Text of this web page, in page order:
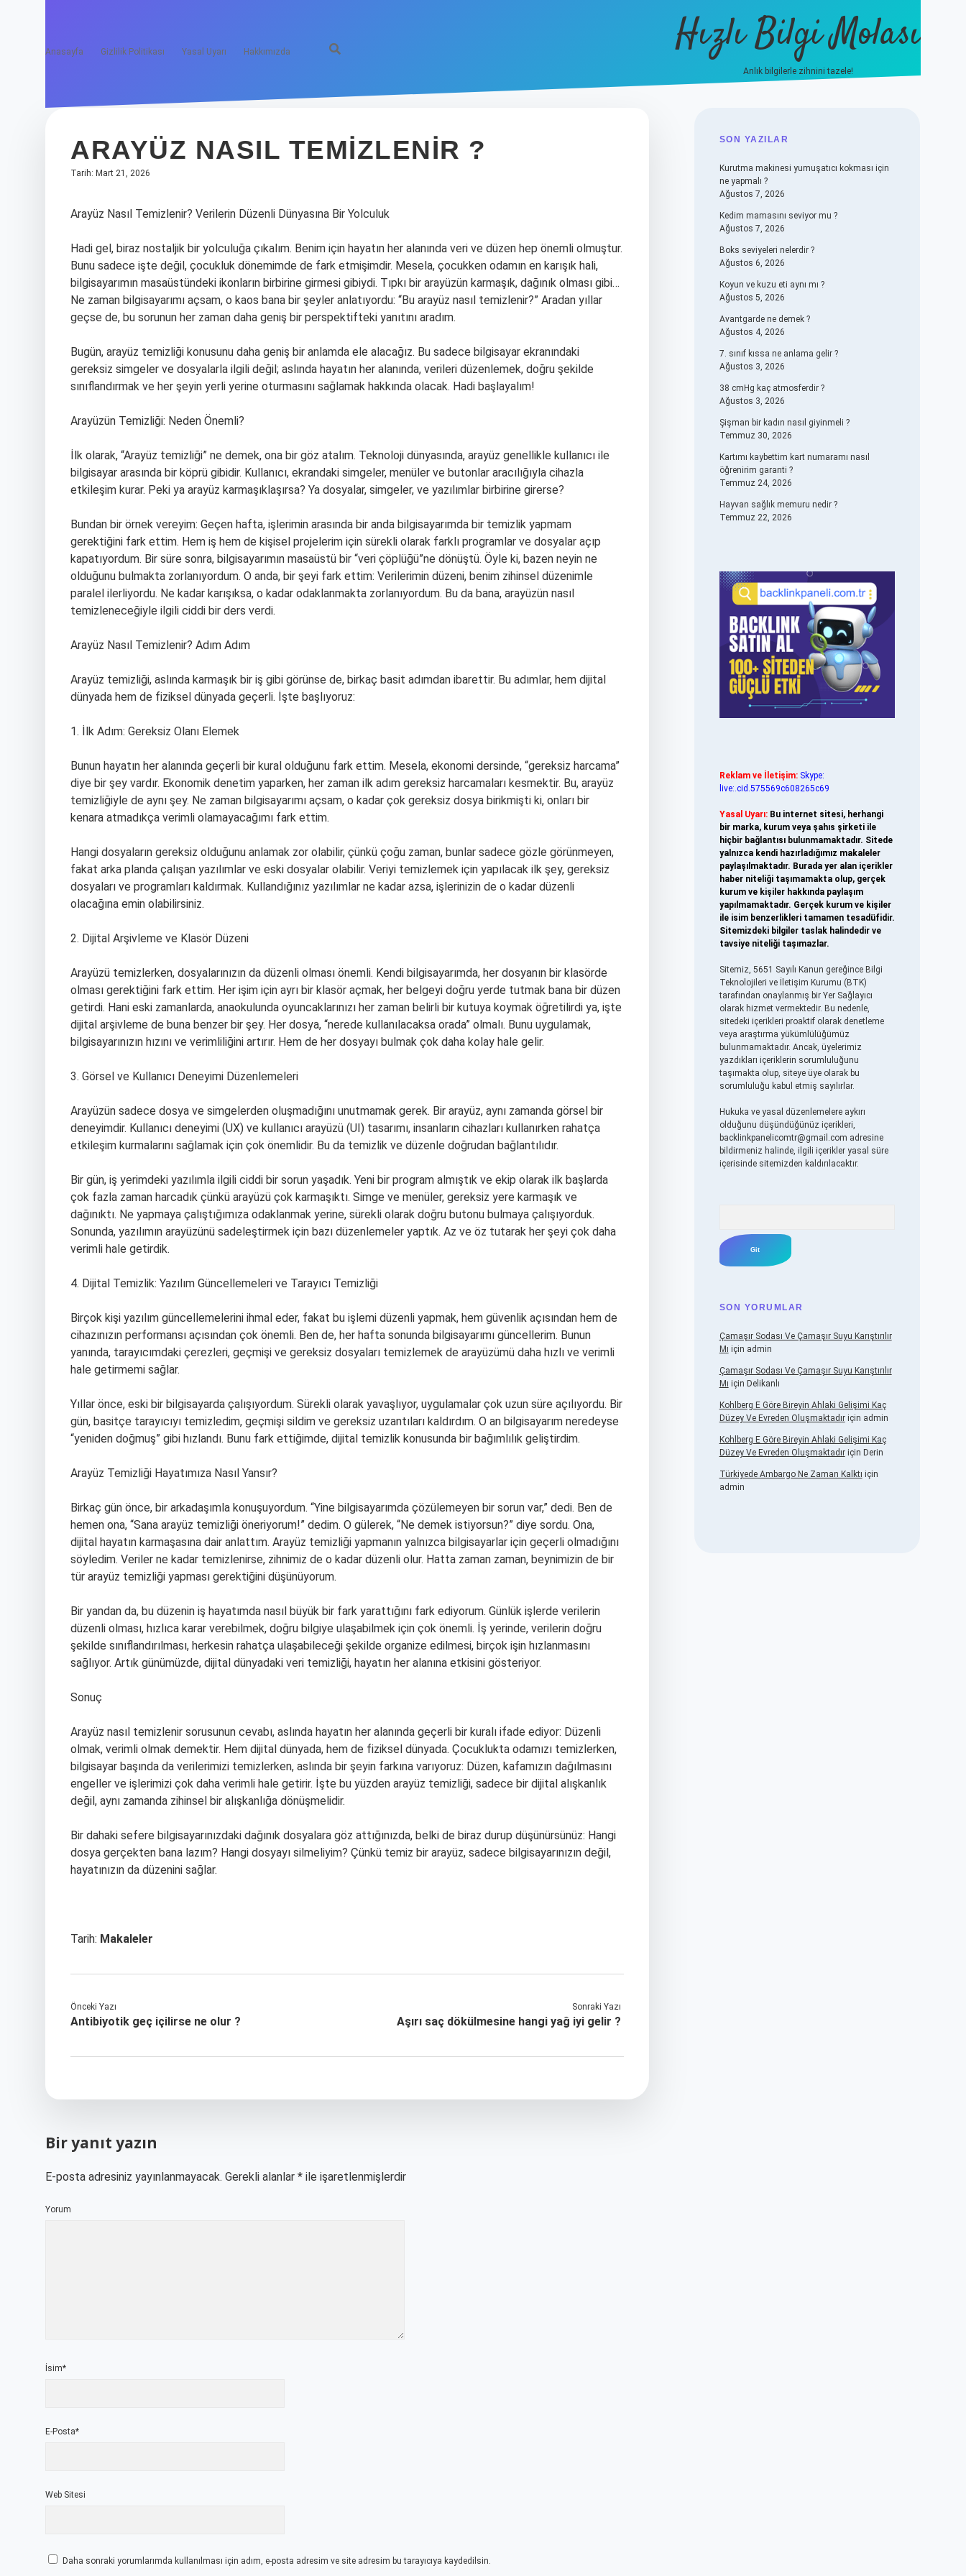
Anasayfa Gizlilik Politikası Yasal Uyarı Hakkımızda Hızlı Bilgi Molası
Anlık bilgilerle zihnini tazele!
ARAYÜZ NASIL TEMIZLENIR ?
Tarih: Mart 21, 2026
Arayüz Nasıl Temizlenir? Verilerin Düzenli Dünyasına Bir Yolculuk
Hadi gel, biraz nostaljik bir yolculuğa çıkalım. Benim için hayatın her alanında veri ve düzen hep önemli olmuştur.
Bunu sadece işte değil, çocukluk dönemimde de fark etmişimdir. Mesela, çocukken odamın en karışık hali,
bilgisayarımın masaüstündeki ikonların birbirine girmesi gibiydi. Tıpkı bir arayüzün karmaşık, dağınık olması gibi…
Ne zaman bilgisayarımı açsam, o kaos bana bir şeyler anlatıyordu: “Bu arayüz nasıl temizlenir?” Aradan yıllar
geçse de, bu sorunun her zaman daha geniş bir perspektifteki yanıtını aradım.
Bugün, arayüz temizliği konusunu daha geniş bir anlamda ele alacağız. Bu sadece bilgisayar ekranındaki
gereksiz simgeler ve dosyalarla ilgili değil; aslında hayatın her alanında, verileri düzenlemek, doğru şekilde
sınıflandırmak ve her şeyin yerli yerine oturmasını sağlamak hakkında olacak. Hadi başlayalım!
Arayüzün Temizliği: Neden Önemli?
İlk olarak, “Arayüz temizliği” ne demek, ona bir göz atalım. Teknoloji dünyasında, arayüz genellikle kullanıcı ile
bilgisayar arasında bir köprü gibidir. Kullanıcı, ekrandaki simgeler, menüler ve butonlar aracılığıyla cihazla
etkileşim kurar. Peki ya arayüz karmaşıklaşırsa? Ya dosyalar, simgeler, ve yazılımlar birbirine girerse?
Bundan bir örnek vereyim: Geçen hafta, işlerimin arasında bir anda bilgisayarımda bir temizlik yapmam
gerektiğini fark ettim. Hem iş hem de kişisel projelerim için sürekli olarak farklı programlar ve dosyalar açıp
kapatıyordum. Bir süre sonra, bilgisayarımın masaüstü bir “veri çöplüğü”ne dönüştü. Öyle ki, bazen neyin ne
olduğunu bulmakta zorlanıyordum. O anda, bir şeyi fark ettim: Verilerimin düzeni, benim zihinsel düzenimle
paralel ilerliyordu. Ne kadar karışıksa, o kadar odaklanmakta zorlanıyordum. Bu da bana, arayüzün nasıl
temizleneceğiyle ilgili ciddi bir ders verdi.
Arayüz Nasıl Temizlenir? Adım Adım
Arayüz temizliği, aslında karmaşık bir iş gibi görünse de, birkaç basit adımdan ibarettir. Bu adımlar, hem dijital
dünyada hem de fiziksel dünyada geçerli. İşte başlıyoruz:
1. İlk Adım: Gereksiz Olanı Elemek
Bunun hayatın her alanında geçerli bir kural olduğunu fark ettim. Mesela, ekonomi dersinde, “gereksiz harcama”
diye bir şey vardır. Ekonomik denetim yaparken, her zaman ilk adım gereksiz harcamaları kesmektir. Bu, arayüz
temizliğiyle de aynı şey. Ne zaman bilgisayarımı açsam, o kadar çok gereksiz dosya birikmişti ki, onları bir
kenara atmadıkça verimli olamayacağımı fark ettim.
Hangi dosyaların gereksiz olduğunu anlamak zor olabilir, çünkü çoğu zaman, bunlar sadece gözle görünmeyen,
fakat arka planda çalışan yazılımlar ve eski dosyalar olabilir. Veriyi temizlemek için yapılacak ilk şey, gereksiz
dosyaları ve programları kaldırmak. Kullandığınız yazılımlar ne kadar azsa, işlerinizin de o kadar düzenli
olacağına emin olabilirsiniz.
2. Dijital Arşivleme ve Klasör Düzeni
Arayüzü temizlerken, dosyalarınızın da düzenli olması önemli. Kendi bilgisayarımda, her dosyanın bir klasörde
olması gerektiğini fark ettim. Her işim için ayrı bir klasör açmak, her belgeyi doğru yerde tutmak bana bir düzen
getirdi. Hani eski zamanlarda, anaokulunda oyuncaklarınızı her zaman belirli bir kutuya koymak öğretilirdi ya, işte
dijital arşivleme de buna benzer bir şey. Her dosya, “nerede kullanılacaksa orada” olmalı. Bunu uygulamak,
bilgisayarınızın hızını ve verimliliğini artırır. Hem de her dosyayı bulmak çok daha kolay hale gelir.
3. Görsel ve Kullanıcı Deneyimi Düzenlemeleri
Arayüzün sadece dosya ve simgelerden oluşmadığını unutmamak gerek. Bir arayüz, aynı zamanda görsel bir
deneyimdir. Kullanıcı deneyimi (UX) ve kullanıcı arayüzü (UI) tasarımı, insanların cihazları kullanırken rahatça
etkileşim kurmalarını sağlamak için çok önemlidir. Bu da temizlik ve düzenle doğrudan bağlantılıdır.
Bir gün, iş yerimdeki yazılımla ilgili ciddi bir sorun yaşadık. Yeni bir program almıştık ve ekip olarak ilk başlarda
çok fazla zaman harcadık çünkü arayüzü çok karmaşıktı. Simge ve menüler, gereksiz yere karmaşık ve
dağınıktı. Ne yapmaya çalıştığımıza odaklanmak yerine, sürekli olarak doğru butonu bulmaya çalışıyorduk.
Sonunda, yazılımın arayüzünü sadeleştirmek için bazı düzenlemeler yaptık. Az ve öz tutarak her şeyi çok daha
verimli hale getirdik.
4. Dijital Temizlik: Yazılım Güncellemeleri ve Tarayıcı Temizliği
Birçok kişi yazılım güncellemelerini ihmal eder, fakat bu işlemi düzenli yapmak, hem güvenlik açısından hem de
cihazınızın performansı açısından çok önemli. Ben de, her hafta sonunda bilgisayarımı güncellerim. Bunun
yanında, tarayıcımdaki çerezleri, geçmişi ve gereksiz dosyaları temizlemek de arayüzümü daha hızlı ve verimli
hale getirmemi sağlar.
Yıllar önce, eski bir bilgisayarda çalışıyordum. Sürekli olarak yavaşlıyor, uygulamalar çok uzun süre açılıyordu. Bir
gün, basitçe tarayıcıyı temizledim, geçmişi sildim ve gereksiz uzantıları kaldırdım. O an bilgisayarım neredeyse
“yeniden doğmuş” gibi hızlandı. Bunu fark ettiğimde, dijital temizlik konusunda bir bağımlılık geliştirdim.
Arayüz Temizliği Hayatımıza Nasıl Yansır?
Birkaç gün önce, bir arkadaşımla konuşuyordum. “Yine bilgisayarımda çözülemeyen bir sorun var,” dedi. Ben de
hemen ona, “Sana arayüz temizliği öneriyorum!” dedim. O gülerek, “Ne demek istiyorsun?” diye sordu. Ona,
dijital hayatın karmaşasına dair anlattım. Arayüz temizliği yapmanın yalnızca bilgisayarlar için geçerli olmadığını
söyledim. Veriler ne kadar temizlenirse, zihnimiz de o kadar düzenli olur. Hatta zaman zaman, beynimizin de bir
tür arayüz temizliği yapması gerektiğini düşünüyorum.
Bir yandan da, bu düzenin iş hayatımda nasıl büyük bir fark yarattığını fark ediyorum. Günlük işlerde verilerin
düzenli olması, hızlıca karar verebilmek, doğru bilgiye ulaşabilmek için çok önemli. İş yerinde, verilerin doğru
şekilde sınıflandırılması, herkesin rahatça ulaşabileceği şekilde organize edilmesi, birçok işin hızlanmasını
sağlıyor. Artık günümüzde, dijital dünyadaki veri temizliği, hayatın her alanına etkisini gösteriyor.
Sonuç
Arayüz nasıl temizlenir sorusunun cevabı, aslında hayatın her alanında geçerli bir kuralı ifade ediyor: Düzenli
olmak, verimli olmak demektir. Hem dijital dünyada, hem de fiziksel dünyada. Çocuklukta odamızı temizlerken,
bilgisayar başında da verilerimizi temizlerken, aslında bir şeyin farkına varıyoruz: Düzen, kafamızın dağılmasını
engeller ve işlerimizi çok daha verimli hale getirir. İşte bu yüzden arayüz temizliği, sadece bir dijital alışkanlık
değil, aynı zamanda zihinsel bir alışkanlığa dönüşmelidir.
Bir dahaki sefere bilgisayarınızdaki dağınık dosyalara göz attığınızda, belki de biraz durup düşünürsünüz: Hangi
dosya gerçekten bana lazım? Hangi dosyayı silmeliyim? Çünkü temiz bir arayüz, sadece bilgisayarınızın değil,
hayatınızın da düzenini sağlar.
Tarih: Makaleler
Önceki Yazı
Antibiyotik geç içilirse ne olur ?
Sonraki Yazı
Aşırı saç dökülmesine hangi yağ iyi gelir ?
Bir yanıt yazın
E-posta adresiniz yayınlanmayacak. Gerekli alanlar * ile işaretlenmişlerdir
Yorum
İsim*
E-Posta*
Web Sitesi
Daha sonraki yorumlarımda kullanılması için adım, e-posta adresim ve site adresim bu tarayıcıya kaydedilsin.
SIDEBAR
SON YAZILAR
Kurutma makinesi yumuşatıcı kokması için
ne yapmalı ?
Ağustos 7, 2026
Kedim mamasını seviyor mu ?
Ağustos 7, 2026
Boks seviyeleri nelerdir ?
Ağustos 6, 2026
Koyun ve kuzu eti aynı mı ?
Ağustos 5, 2026
Avantgarde ne demek ?
Ağustos 4, 2026
7. sınıf kıssa ne anlama gelir ?
Ağustos 3, 2026
38 cmHg kaç atmosferdir ?
Ağustos 3, 2026
Şişman bir kadın nasıl giyinmeli ?
Temmuz 30, 2026
Kartımı kaybettim kart numaramı nasıl
öğrenirim garanti ?
Temmuz 24, 2026
Hayvan sağlık memuru nedir ?
Temmuz 22, 2026
Reklam ve İletişim: Skype:
live:.cid.575569c608265c69
Yasal Uyarı: Bu internet sitesi, herhangi
bir marka, kurum veya şahıs şirketi ile
hiçbir bağlantısı bulunmamaktadır. Sitede
yalnızca kendi hazırladığımız makaleler
paylaşılmaktadır. Burada yer alan içerikler
haber niteliği taşımamakta olup, gerçek
kurum ve kişiler hakkında paylaşım
yapılmamaktadır. Gerçek kurum ve kişiler
ile isim benzerlikleri tamamen tesadüfidir.
Sitemizdeki bilgiler taslak halindedir ve
tavsiye niteliği taşımazlar.
Sitemiz, 5651 Sayılı Kanun gereğince Bilgi
Teknolojileri ve İletişim Kurumu (BTK)
tarafından onaylanmış bir Yer Sağlayıcı
olarak hizmet vermektedir. Bu nedenle,
sitedeki içerikleri proaktif olarak denetleme
veya araştırma yükümlülüğümüz
bulunmamaktadır. Ancak, üyelerimiz
yazdıkları içeriklerin sorumluluğunu
taşımakta olup, siteye üye olarak bu
sorumluluğu kabul etmiş sayılırlar.
Hukuka ve yasal düzenlemelere aykırı
olduğunu düşündüğünüz içerikleri,
backlinkpanelicomtr@gmail.com adresine
bildirmeniz halinde, ilgili içerikler yasal süre
içerisinde sitemizden kaldırılacaktır.
SON YORUMLAR
Çamaşır Sodası Ve Çamaşır Suyu Karıştırılır
Mı için admin
Çamaşır Sodası Ve Çamaşır Suyu Karıştırılır
Mı için Delikanlı
Kohlberg E Göre Bireyin Ahlaki Gelişimi Kaç
Düzey Ve Evreden Oluşmaktadıriçin admin
Kohlberg E Göre Bireyin Ahlaki Gelişimi Kaç
Düzey Ve Evreden Oluşmaktadıriçin Derin
Türkiyede Ambargo Ne Zaman Kalktı için
admin